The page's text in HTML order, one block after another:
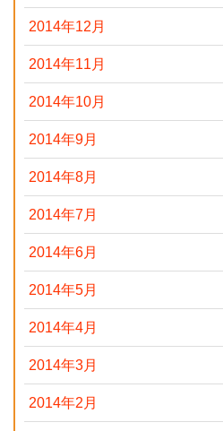
2014年12月
2014年11月
2014年10月
2014年9月
2014年8月
2014年7月
2014年6月
2014年5月
2014年4月
2014年3月
2014年2月